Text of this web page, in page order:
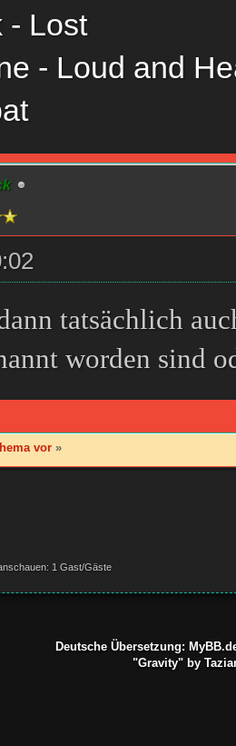
- Lost
- Loud and
tatsächlich
worden sind
vor »
1 Gast/Gäste
Deutsche Übersetzung:
"Gravity" by